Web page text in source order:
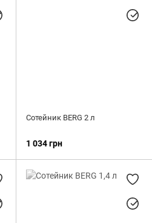
Сотейник BERG 2 л
1 034 грн